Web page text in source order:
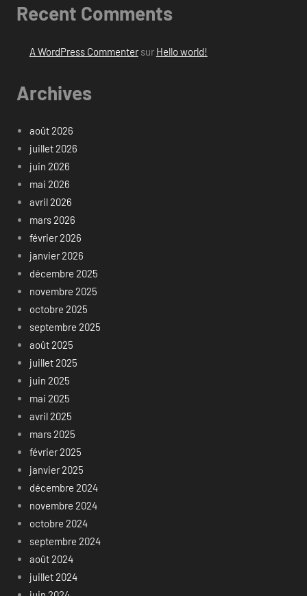
Recent Comments
A WordPress Commentersur Hello world!
Archives
août 2026
juillet 2026
juin 2026
mai 2026
avril 2026
mars 2026
février 2026
janvier 2026
décembre 2025
novembre 2025
octobre 2025
septembre 2025
août 2025
juillet 2025
juin 2025
mai 2025
avril 2025
mars 2025
février 2025
janvier 2025
décembre 2024
novembre 2024
octobre 2024
septembre 2024
août 2024
juillet 2024